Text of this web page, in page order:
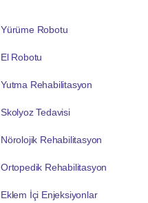
Yürüme Robotu
El Robotu
Yutma Rehabilitasyon
Skolyoz Tedavisi
Nörolojik Rehabilitasyon
Ortopedik Rehabilitasyon
Eklem İçi Enjeksiyonlar